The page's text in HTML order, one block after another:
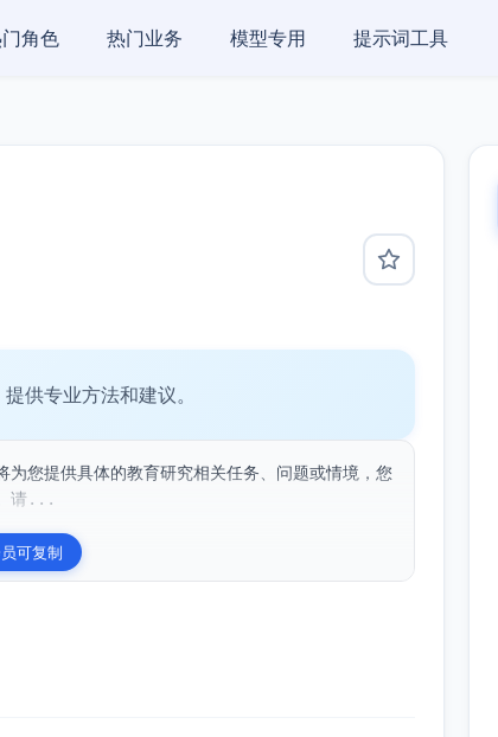
角色 热门业务 模型专用 提示词工具
供专业方法和建议。
您提供具体的教育研究相关任务、问题或情境，您
。请...
可复制